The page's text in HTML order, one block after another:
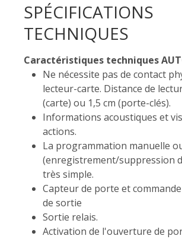
SPÉCIFICATIONS
TECHNIQUES
Caractéristiques techniques
Ne nécessite pas de contact
lecteur-carte. Distance de
(carte) ou 1,5 cm (porte-clés).
Informations acoustiques et
actions.
La programmation manuelle
(enregistrement/suppression
très simple.
Capteur de porte et
de sortie
Sortie relais.
Activation de l'ouverture de